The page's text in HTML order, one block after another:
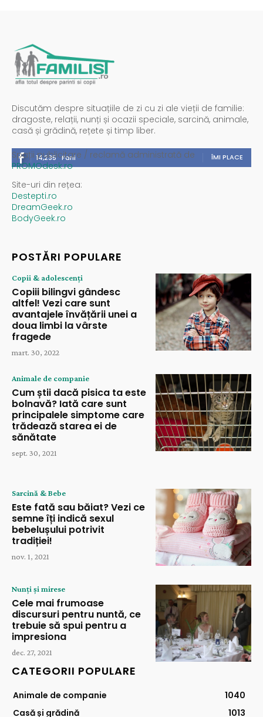
Discutăm despre situațiile de zi cu zi ale vieții de familie:
dragoste, relații, nunți și ocazii speciale, sarcină, animale,
casă și grădină, rețete și timp liber.
14,235 Fani ÎMI PLACE
Spații publicitare / reclamă administrată de
PROMOdesk.ro
Site-uri din rețea:
Destepti.ro
DreamGeek.ro
BodyGeek.ro
POSTĂRI POPULARE
Copii & adolescenți
Copiii bilingvi gândesc
altfel! Vezi care sunt
avantajele învățării unei a
doua limbi la vârste
fragede
mart. 30, 2022
Animale de companie
Cum știi dacă pisica ta este
bolnavă? Iată care sunt
principalele simptome care
trădează starea ei de
sănătate
sept. 30, 2021
Sarcină & Bebe
Este fată sau băiat? Vezi ce
semne îți indică sexul
bebelușului potrivit
tradiției!
nov. 1, 2021
Nunți și mirese
Cele mai frumoase
discursuri pentru nuntă, ce
trebuie să spui pentru a
impresiona
dec. 27, 2021
CATEGORII POPULARE
Animale de companie
1040
Casă și grădină
1013